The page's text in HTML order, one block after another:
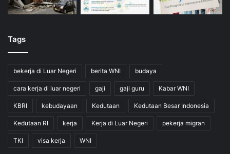
Tags
bekerja di Luar Negeri berita WNI budaya
cara kerja di luar negeri gaji gaji guru Kabar WNI
KBRI kebudayaan Kedutaan Kedutaan Besar Indonesia
Kedutaan RI kerja Kerja di Luar Negeri pekerja migran
TKI visa kerja WNI